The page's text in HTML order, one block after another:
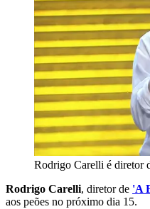
Rodrigo Carelli é diretor
Rodrigo Carelli, diretor de 'A
aos peões no próximo dia 15.